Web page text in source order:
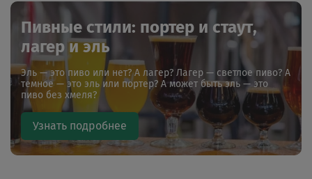
Пивные стили: портер и стаут,
лагер и эль
Эль — это пиво или нет? А лагер? Лагер — светлое пиво? А
темное — это эль или портер? А может быть эль — это
пиво без хмеля?
Узнать подробнее